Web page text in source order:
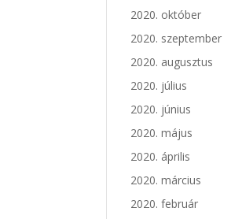
2020. október
2020. szeptember
2020. augusztus
2020. július
2020. június
2020. május
2020. április
2020. március
2020. február